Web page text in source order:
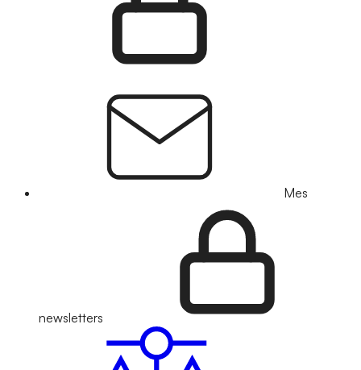
Mes
newsletters